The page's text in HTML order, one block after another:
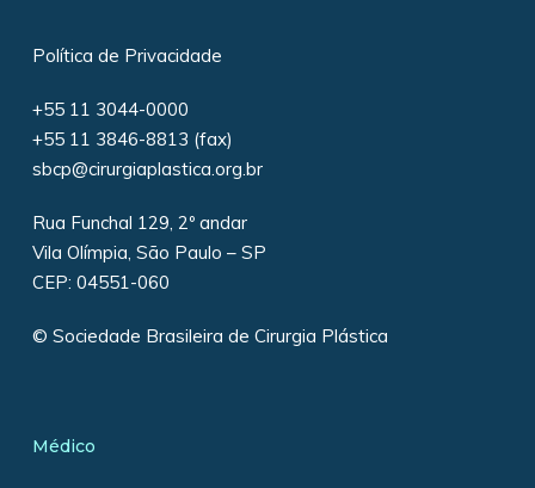
Política de Privacidade
+55 11 3044-0000
+55 11 3846-8813 (fax)
sbcp@cirurgiaplastica.org.br
Rua Funchal 129, 2º andar
Vila Olímpia, São Paulo – SP
CEP: 04551-060
© Sociedade Brasileira de Cirurgia Plástica
Médico